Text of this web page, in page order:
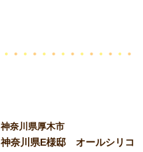
神奈川県厚木市
神奈川県E様邸 オールシリコ